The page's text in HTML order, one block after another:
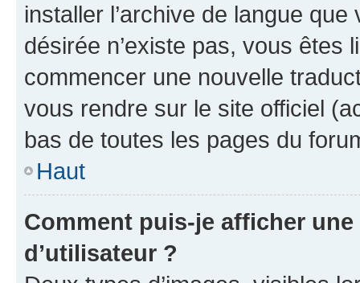
installer l’archive de langue
désirée n’existe pas, vous êtes
commencer une nouvelle
vous rendre sur le site officiel
bas de toutes les pages du
Haut
Comment puis-je afficher
d’utilisateur ?